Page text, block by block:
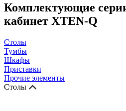
Комплектующие
кабинет XTEN-Q
Столы
Тумбы
Шкафы
Приставки
Прочие элементы
Столы